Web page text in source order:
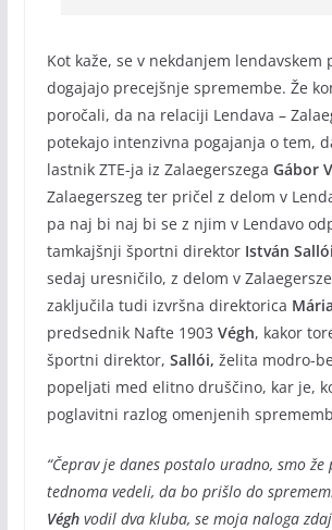
Kot kaže, se v nekdanjem lendavskem
dogajajo precejšnje spremembe. Že
poročali, da na relaciji Lendava –
potekajo intenzivna pogajanja o tem,
lastnik ZTE-ja iz Zalaegerszega Gábor
Zalaegerszeg ter pričel z delom v
pa naj bi naj bi se z njim v Lendavo
tamkajšnji športni direktor István Sallói
sedaj uresničilo, z delom v
zaključila tudi izvršna direktorica
predsednik Nafte 1903 Végh, kakor
športni direktor, Sallói, želita modro-
popeljati med elitno druščino, kar je,
poglavitni razlog omenjenih
“Čeprav je danes postalo uradno, smo že
tednoma vedeli, da bo prišlo do
Véghvodil dva kluba, se moja naloga